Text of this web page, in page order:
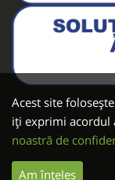
Acest site
iți exprimi
noastră de
Am înțeles